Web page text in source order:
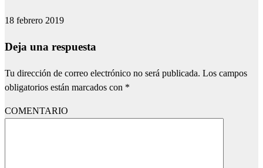
18 febrero 2019
Deja una respuesta
Tu dirección de correo electrónico no será publicada. Los campos
obligatorios están marcados con *
COMENTARIO